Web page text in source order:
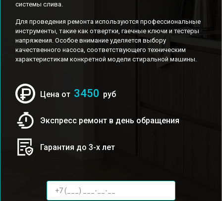
системы слива.
Для проведения ремонта используются профессиональные
инструменты, такие как отвертки, гаечные ключи и тестеры
напряжения. Особое внимание уделяется выбору
качественного насоса, соответствующего техническим
характеристикам конкретной модели стиральной машины.
Цена от 3450 руб
Экспресс ремонт в день обращения
Гарантия до 3-х лет